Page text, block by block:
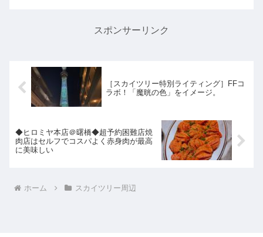
スポンサーリンク
［スカイツリー特別ライティング］FFコ
ラボ！「魔晄の色」をイメージ。
◆ヒロミヤ本店＠曙橋◆超予約困難店焼
肉店はセルフでコスパよく赤身肉が最高
に美味しい
ホーム スカイツリー周辺